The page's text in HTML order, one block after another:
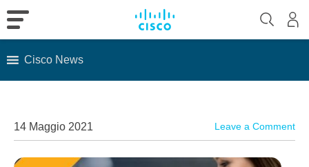
Cisco News
14 Maggio 2021 Leave a Comment